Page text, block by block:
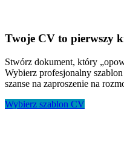
Twoje CV to pierwszy
Stwórz dokument, który
Wybierz profesjonalny szablon
szanse na zaproszenie na
Wybierz szablon CV